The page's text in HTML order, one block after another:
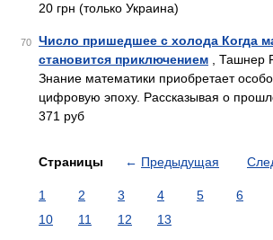
20 грн (только Украина)
70
Число пришедшее с холода Когда
становится приключением , Ташнер
Знание математики приобретает
цифровую эпоху. Рассказывая о
371 руб
Страницы ← Предыдущая
1 2 3 4 5 6
10
11 12 13